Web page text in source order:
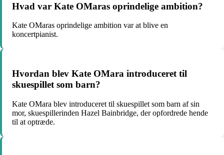
Hvad var Kate OMaras oprindelige ambition?
Kate OMaras oprindelige ambition var at blive en
koncertpianist.
Hvordan blev Kate OMara introduceret til
skuespillet som barn?
Kate OMara blev introduceret til skuespillet som barn af sin
mor, skuespillerinden Hazel Bainbridge, der opfordrede hende
til at optræde.